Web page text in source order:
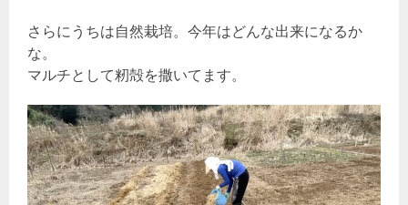
さらにうちは自然栽培。今年はどんな出来になるか
な。
マルチとして籾殻を撒いてます。